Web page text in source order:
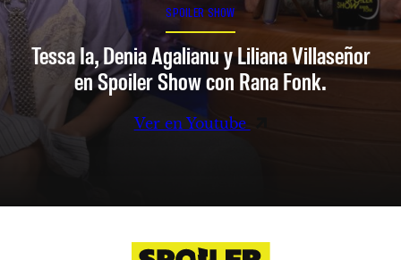
SPOILER SHOW
Tessa Ia, Denia Agalianu y Liliana Villaseñor
en Spoiler Show con Rana Fonk.
Ver en Youtube